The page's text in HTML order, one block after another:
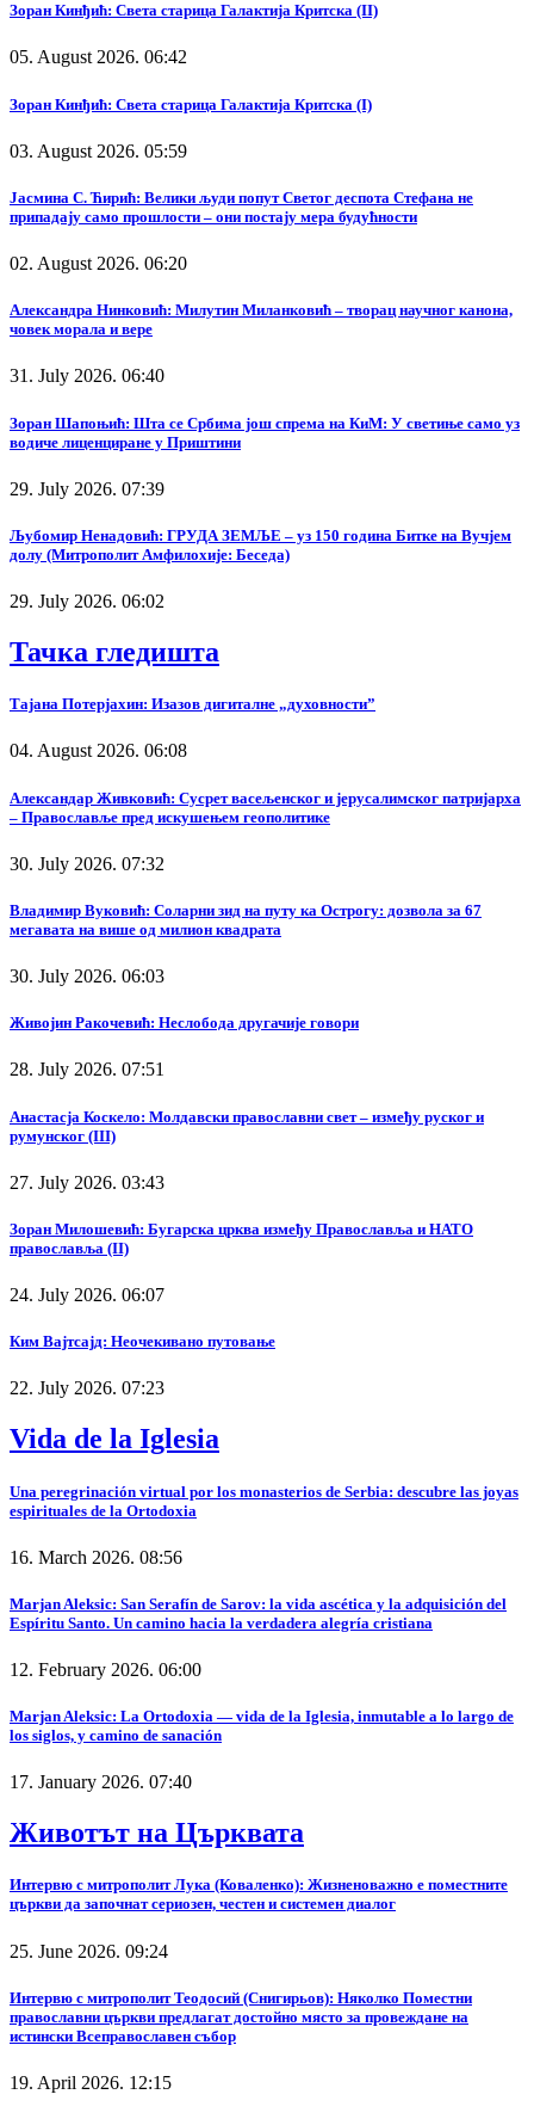
Зоран Кинђић: Света старица Галактија Критска (II)
05. August 2026. 06:42
Зоран Кинђић: Света старица Галактија Критска (I)
03. August 2026. 05:59
Јасмина С. Ћирић: Велики људи попут Светог деспота Стефана не
припадају само прошлости – они постају мера будућности
02. August 2026. 06:20
Александра Нинковић: Милутин Миланковић – творац научног канона,
човек морала и вере
31. July 2026. 06:40
Зоран Шапоњић: Шта се Србима још спрема на КиМ: У светиње само уз
водиче лиценциране у Приштини
29. July 2026. 07:39
Љубомир Ненадовић: ГРУДА ЗЕМЉЕ – уз 150 година Битке на Вучјем
долу (Митрополит Амфилохије: Беседа)
29. July 2026. 06:02
Тачка гледишта
Тајана Потерјахин: Изазов дигиталне „духовности”
04. August 2026. 06:08
Александар Живковић: Сусрет васељенског и јерусалимског патријарха
– Православље пред искушењем геополитике
30. July 2026. 07:32
Владимир Вуковић: Соларни зид на путу ка Острогу: дозвола за 67
мегавата на више од милион квадрата
30. July 2026. 06:03
Живојин Ракочевић: Неслобода другачије говори
28. July 2026. 07:51
Анастасја Коскело: Молдавски православни свет – између руског и
румунског (III)
27. July 2026. 03:43
Зоран Милошевић: Бугарска црква између Православља и НАТО
православља (II)
24. July 2026. 06:07
Ким Вајтсајд: Неочекивано путовање
22. July 2026. 07:23
Vida de la Iglesia
Una peregrinación virtual por los monasterios de Serbia: descubre las joyas
espirituales de la Ortodoxia
16. March 2026. 08:56
Marjan Aleksic: San Serafín de Sarov: la vida ascética y la adquisición del
Espíritu Santo. Un camino hacia la verdadera alegría cristiana
12. February 2026. 06:00
Marjan Aleksic: La Ortodoxia — vida de la Iglesia, inmutable a lo largo de
los siglos, y camino de sanación
17. January 2026. 07:40
Животът на Църквата
Интервю с митрополит Лука (Коваленко): Жизненоважно е поместните
църкви да започнат сериозен, честен и системен диалог
25. June 2026. 09:24
Интервю с митрополит Теодосий (Снигирьов): Няколко Поместни
православни църкви предлагат достойно място за провеждане на
истински Всеправославен събор
19. April 2026. 12:15